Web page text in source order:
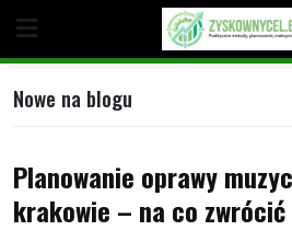
content
Nowe na blogu
Planowanie oprawy
krakowie – na co zwrócić